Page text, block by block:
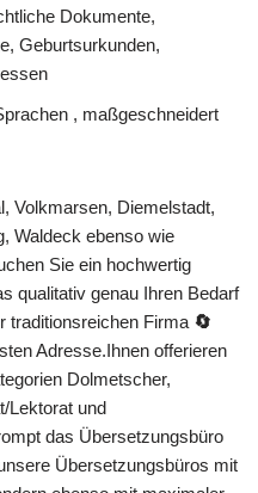
Dokumente,
Geburtsurkunden,
, maßgeschneidert
Volkmarsen, Diemelstadt,
Waldeck ebenso wie
Sie ein hochwertig
qualitativ genau Ihren Bedarf
traditionsreichen Firma 🔄
Adresse.Ihnen offerieren
Dolmetscher,
Lektorat und
das Übersetzungsbüro
Übersetzungsbüros mit